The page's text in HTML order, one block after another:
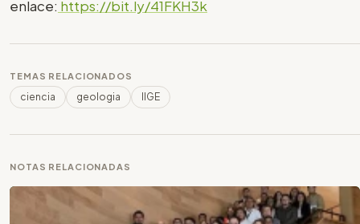
enlace: https://bit.ly/41FKH3k
TEMAS RELACIONADOS
ciencia geologia IIGE
NOTAS RELACIONADAS